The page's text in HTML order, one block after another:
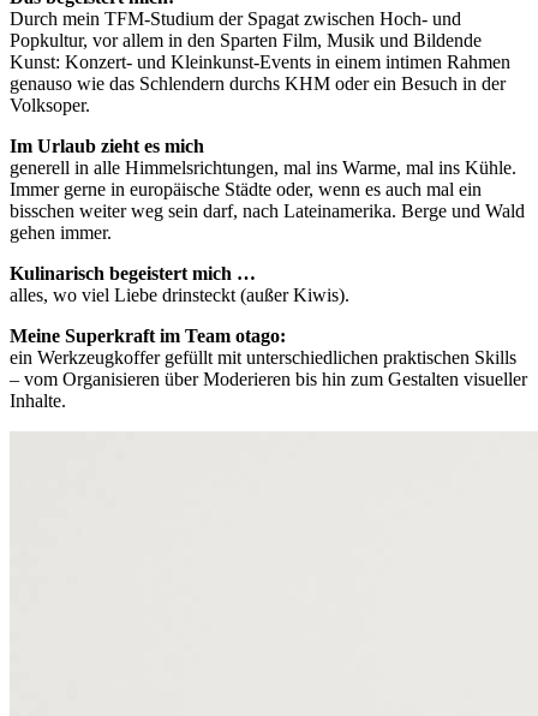
Durch mein TFM-Studium der Spagat zwischen Hoch- und
Popkultur, vor allem in den Sparten Film, Musik und Bildende
Kunst: Konzert- und Kleinkunst-Events in einem intimen Rahmen
genauso wie das Schlendern durchs KHM oder ein Besuch in der
Volksoper.
Im Urlaub zieht es mich
generell in alle Himmelsrichtungen, mal ins Warme, mal ins Kühle.
Immer gerne in europäische Städte oder, wenn es auch mal ein
bisschen weiter weg sein darf, nach Lateinamerika. Berge und Wald
gehen immer.
Kulinarisch begeistert mich …
alles, wo viel Liebe drinsteckt (außer Kiwis).
Meine Superkraft im Team otago:
ein Werkzeugkoffer gefüllt mit unterschiedlichen praktischen Skills
– vom Organisieren über Moderieren bis hin zum Gestalten visueller
Inhalte.